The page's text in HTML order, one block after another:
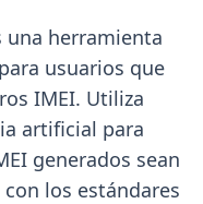
una herramienta
usuarios que
IMEI. Utiliza
artificial para
generados sean
los estándares